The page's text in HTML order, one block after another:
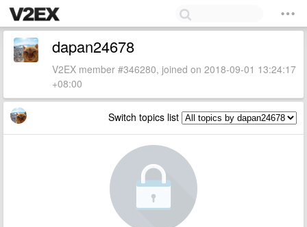
dapan24678
V2EX member #346280, joined on 2018-09-01 13:24:17
+08:00
Switch topics list